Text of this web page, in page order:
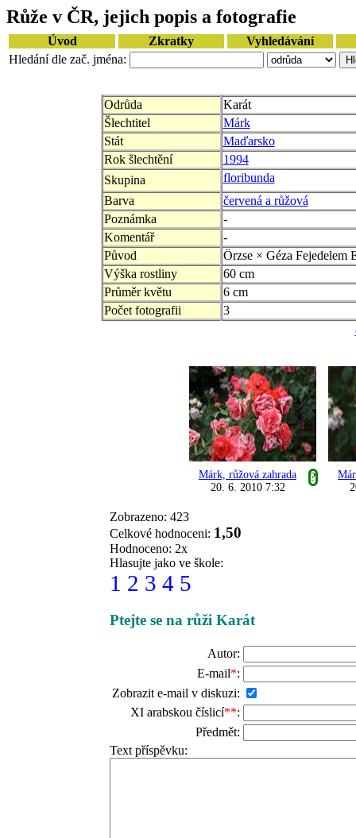
Růže v ČR, jejich popis a fotografie
Úvod Zkratky
Vyhledávání
Hledání dle zač. jména:
Odrůda
Karát
Šlechtitel
Márk
Stát
Maďarsko
Rok šlechtění
1994
Skupina
floribunda
Barva
červená a růžová
Poznámka
-
Komentář
-
Původ
Örzse × Géza Fejedelem
Výška rostliny
60 cm
Průměr květu
6 cm
Počet fotografii
3
Márk, růžová zahrada
?
20. 6. 2010 7:32
Zobrazeno: 423
Celkové hodnoceni: 1,50
Hodnoceno: 2x
Hlasujte jako ve škole:
1 2 3 4 5
Ptejte se na růži Karát
Autor:
E-mail*:
Zobrazit e-mail v diskuzi:
XI arabskou číslicí**:
Předmět:
Text příspěvku: